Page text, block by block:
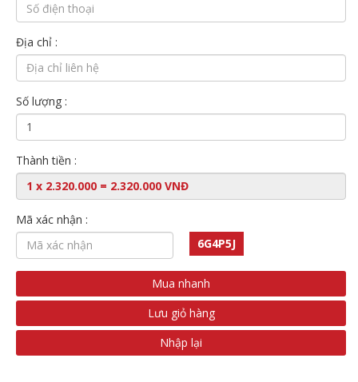
Địa chỉ :
Số lượng :
Thành tiền :
Mã xác nhận :
6G4P5J
Mua nhanh
Lưu giỏ hàng
Nhập lại